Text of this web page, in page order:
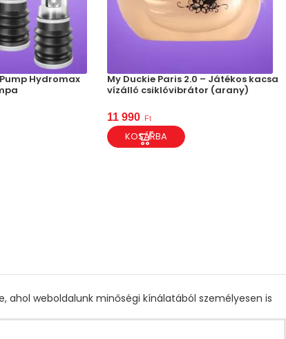
Hydromax
My Duckie Paris 2.0 – Játékos kacsa
vízálló csiklóvibrátor (arany)
11 990 Ft
KOSÁRBA
ahol weboldalunk minőségi kínálatából személyesen is